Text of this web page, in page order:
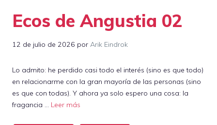
Ecos de Angustia 02
12 de julio de 2026 por Arik Eindrok
Lo admito: he perdido casi todo el interés (sino es que todo)
en relacionarme con la gran mayoría de las personas (sino
es que con todas). Y ahora ya solo espero una cosa: la
fragancia … Leer más